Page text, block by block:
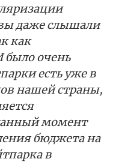
даже слышали
как
очень
есть уже в
нашей страны,
момент
бюджета на
в